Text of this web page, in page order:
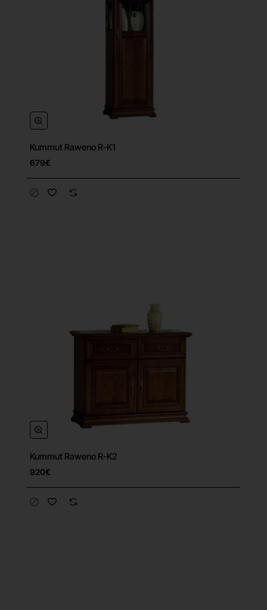
Kummut Raweno R-K1
679€
Kummut Raweno R-K2
920€